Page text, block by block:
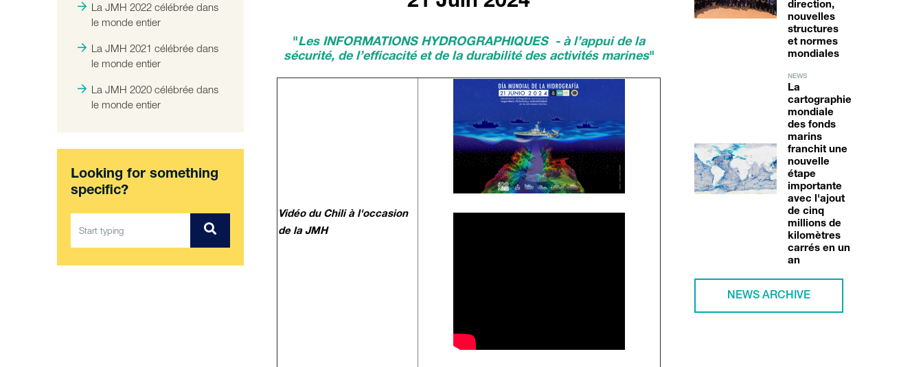
La JMH 2022 célébrée dans
le monde entier
La JMH 2021 célébrée dans
le monde entier
La JMH 2020 célébrée dans
le monde entier
Looking for something
specific?
"Les INFORMATIONS HYDROGRAPHIQUES - à l’appui de la
sécurité, de l’efficacité et de la durabilité des activités marines"
Vidéo du Chili à l'occasion
de la JMH
direction,
nouvelles
structures
et normes
mondiales
NEWS
La
cartographie
mondiale
des fonds
marins
franchit une
nouvelle
étape
importante
avec l'ajout
de cinq
millions de
kilomètres
carrés en un
an
NEWS ARCHIVE